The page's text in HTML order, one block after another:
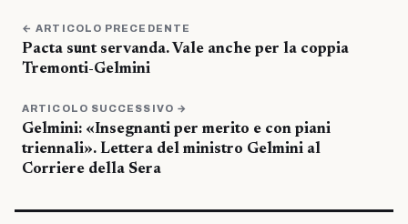
← ARTICOLO PRECEDENTE
Pacta sunt servanda. Vale anche per la coppia
Tremonti-Gelmini
ARTICOLO SUCCESSIVO →
Gelmini: «Insegnanti per merito e con piani
triennali». Lettera del ministro Gelmini al
Corriere della Sera